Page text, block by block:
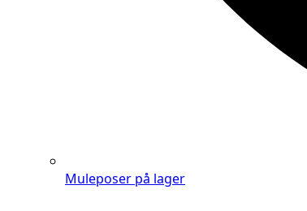
Muleposer på lager